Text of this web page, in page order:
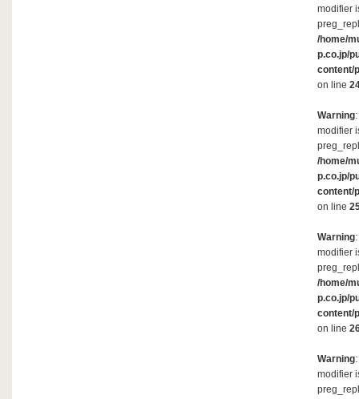
modifier
/home/
p.co.jp/
content/
on line
Warning
modifier
/home/
p.co.jp/
content/
on line
Warning
modifier
/home/
p.co.jp/
content/
on line
Warning
modifier